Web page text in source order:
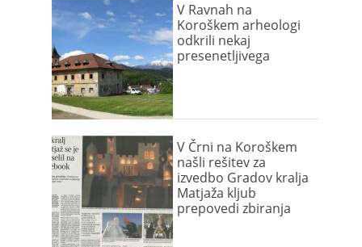
V Ravnah na
Koroškem arheologi
odkrili nekaj
presenetljivega
V Črni na Koroškem
našli rešitev za
izvedbo Gradov kralja
Matjaža kljub
prepovedi zbiranja